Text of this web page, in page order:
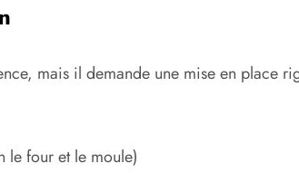
mais il demande une mise en place
le four et le moule)